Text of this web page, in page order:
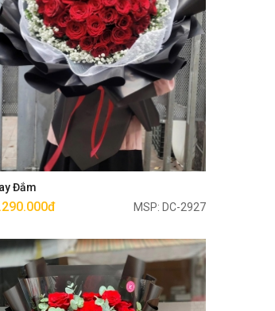
Đắm
MSP: DC-2927
Mua ngay